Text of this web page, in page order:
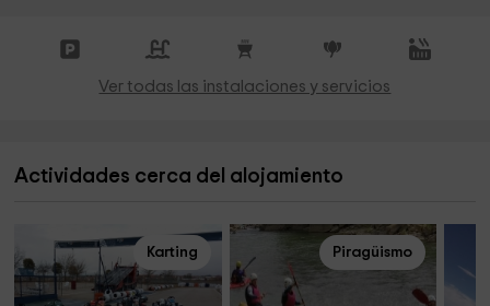
Ver todas las instalaciones y servicios
Actividades cerca del alojamiento
Karting Piragüismo